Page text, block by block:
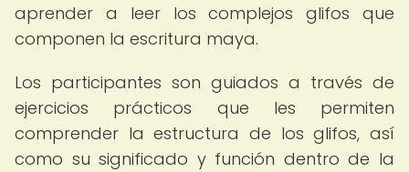
aprender a leer los complejos glifos que
componen la escritura maya.
Los participantes son guiados a través de
ejercicios prácticos que les permiten
comprender la estructura de los glifos, así
como su significado y función dentro de la